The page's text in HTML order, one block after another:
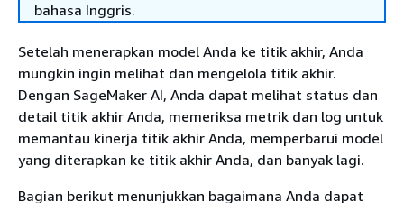
bahasa Inggris.
Setelah menerapkan model Anda ke titik akhir, Anda
mungkin ingin melihat dan mengelola titik akhir.
Dengan SageMaker AI, Anda dapat melihat status dan
detail titik akhir Anda, memeriksa metrik dan log untuk
memantau kinerja titik akhir Anda, memperbarui model
yang diterapkan ke titik akhir Anda, dan banyak lagi.
Bagian berikut menunjukkan bagaimana Anda dapat